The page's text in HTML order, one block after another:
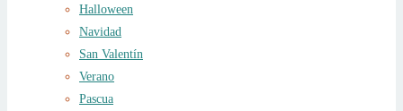
Halloween
Navidad
San Valentín
Verano
Pascua